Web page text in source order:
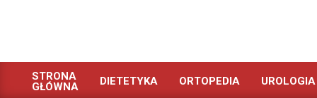
Primary
STRONA
GŁÓWNA
DIETETYKA ORTOPEDIA UROLOGIA